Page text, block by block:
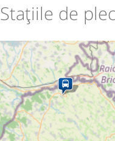
Stațiile de